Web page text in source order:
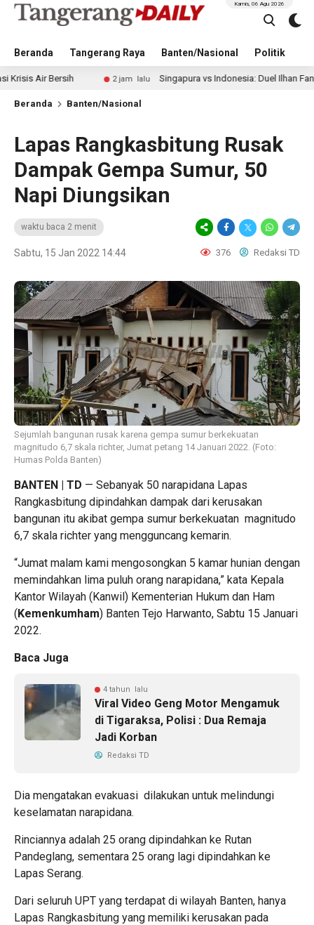
Beranda Tangerang Raya Banten/Nasional Politik
Kamis, 06 Agu 2026
2 jam lalu Singapura vs Indonesia: Duel Ilhan Fandi vs
Beranda Banten/Nasional
Lapas Rangkasbitung Rusak
Dampak Gempa Sumur, 50
Napi Diungsikan
waktu baca 2 menit
Sabtu, 15 Jan 2022 14:44 376 Redaksi TD
Sejumlah bangunan rusak karena gempa sumur berkekuatan
magnitudo 6,7 skala richter, Jumat petang 14 Januari 2022. (Foto:
Humas Polda Banten)
BANTEN | TD — Sebanyak 50 narapidana Lapas
Rangkasbitung dipindahkan dampak dari kerusakan
bangunan itu akibat gempa sumur berkekuatan magnitudo
6,7 skala richter yang mengguncang kemarin.
“Jumat malam kami mengosongkan 5 kamar hunian dengan
memindahkan lima puluh orang narapidana,” kata Kepala
Kantor Wilayah (Kanwil) Kementerian Hukum dan Ham
(Kemenkumham) Banten Tejo Harwanto, Sabtu 15 Januari
2022.
Baca Juga
4 tahun lalu
Viral Video Geng Motor Mengamuk
di Tigaraksa, Polisi : Dua Remaja
Jadi Korban
Redaksi TD
Dia mengatakan evakuasi dilakukan untuk melindungi
keselamatan narapidana.
Rinciannya adalah 25 orang dipindahkan ke Rutan
Pandeglang, sementara 25 orang lagi dipindahkan ke
Lapas Serang.
Dari seluruh UPT yang terdapat di wilayah Banten, hanya
Lapas Rangkasbitung yang memiliki kerusakan pada